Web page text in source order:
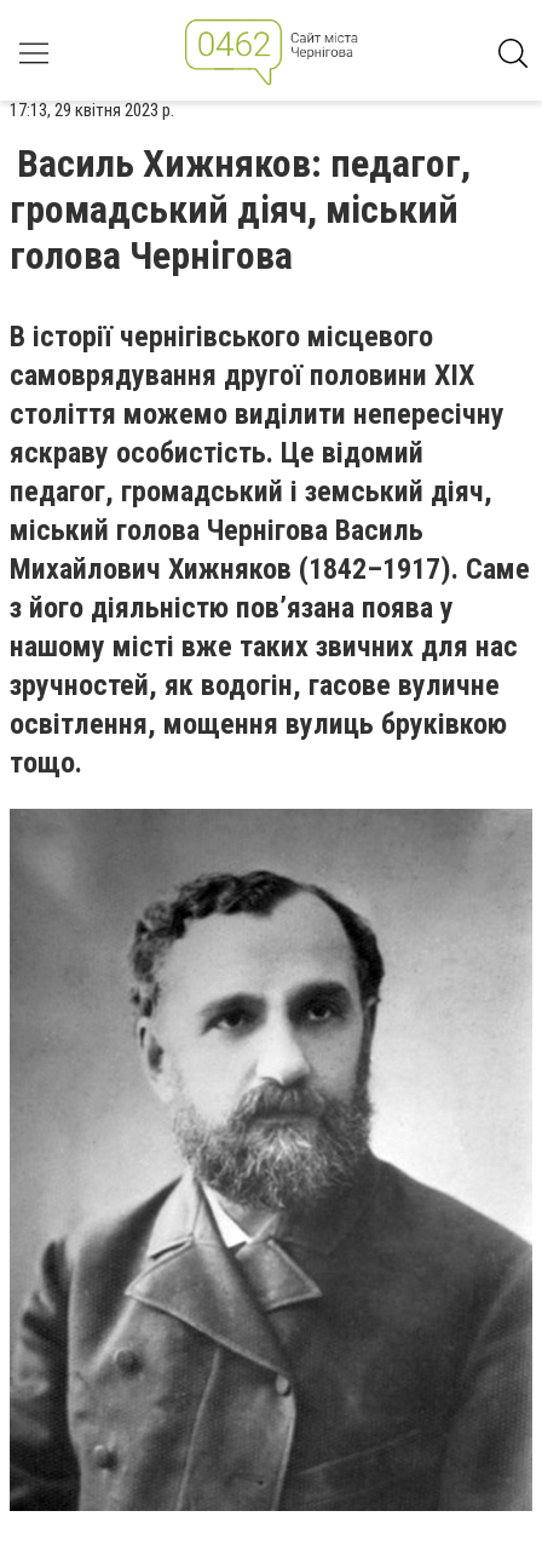
17:13, 29 квітня 2023 р.
Василь Хижняков: педагог,
громадський діяч, міський
голова Чернігова
В історії чернігівського місцевого
самоврядування другої половини XIX
століття можемо виділити непересічну
яскраву особистість. Це відомий
педагог, громадський і земський діяч,
міський голова Чернігова Василь
Михайлович Хижняков (1842–1917). Саме
з його діяльністю пов’язана поява у
нашому місті вже таких звичних для нас
зручностей, як водогін, гасове вуличне
освітлення, мощення вулиць бруківкою
тощо.